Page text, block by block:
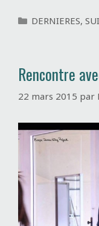
C
g
r
e
s
DERNIERES,
Rencontre
22 mars 2015 par